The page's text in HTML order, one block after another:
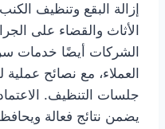
إزالة البقع وتنظيف
الأثاث والقضاء على
الشركات أيضًا خدمات
العملاء، مع نصائح
جلسات التنظيف.
يضمن نتائج فعالة